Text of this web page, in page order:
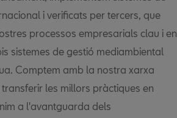
i verificats per tercers, que
processos empresarials clau i en
sistemes de gestió mediambiental
Comptem amb la nostra xarxa
les millors pràctiques en
a l'avantguarda dels